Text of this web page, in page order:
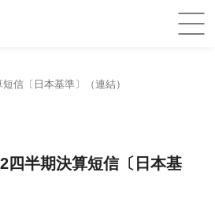
信〔日本基準〕（連結）
四半期決算短信〔日本基